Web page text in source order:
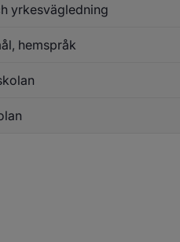
yrkesvägledning
hemspråk